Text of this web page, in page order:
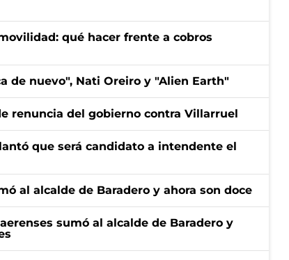
qué hacer frente a cobros
de nuevo", Nati Oreiro y "Alien Earth"
renuncia del gobierno contra Villarruel
que será candidato a intendente el
al alcalde de Baradero y ahora son doce
sumó al alcalde de Baradero y